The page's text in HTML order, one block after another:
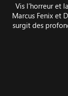
Vis l’horreur et
Marcus Fenix et
surgit des